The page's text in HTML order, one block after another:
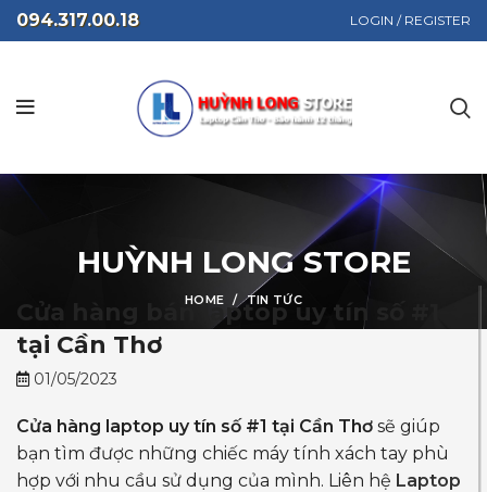
094.317.00.18 LOGIN / REGISTER
HUỲNH LONG STORE
HOME TIN TỨC
Cửa hàng bán laptop uy tín số #1
tại Cần Thơ
01/05/2023
Cửa hàng laptop uy tín số #1 tại Cần Thơ sẽ giúp
bạn tìm được những chiếc máy tính xách tay phù
hợp với nhu cầu sử dụng của mình. Liên hệ Laptop